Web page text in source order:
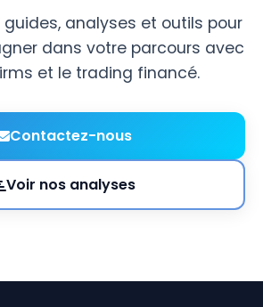
guides, analyses et outils pour
dans votre parcours avec
et le trading financé.
Contactez-nous
Voir nos analyses